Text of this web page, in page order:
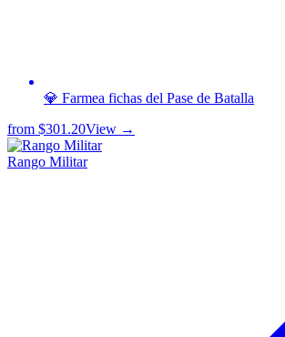
💎 Farmea fichas del Pase de Batalla
from $301.20View →
Rango Militar